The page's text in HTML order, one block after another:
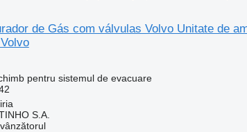
de Gás com válvulas Volvo Unitate de
pentru sistemul de evacuare
S.A.